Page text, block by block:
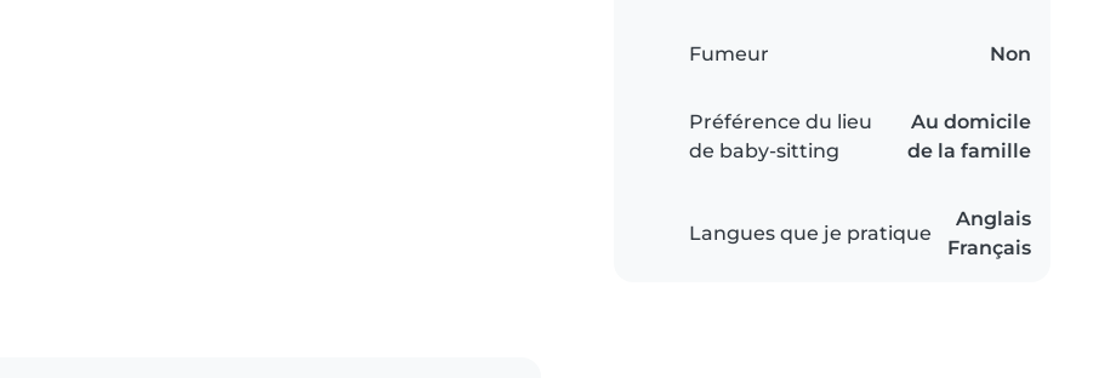
Fumeur Non
Préférence du lieu
de baby-sitting
Au domicile
de la famille
Langues que je pratique
Anglais
Français